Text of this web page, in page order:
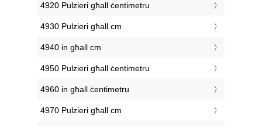
4920 Pulzieri għall ċentimetru
4930 Pulzieri għall cm
4940 in għall cm
4950 Pulzieri għall ċentimetru
4960 in għall ċentimetru
4970 Pulzieri għall cm